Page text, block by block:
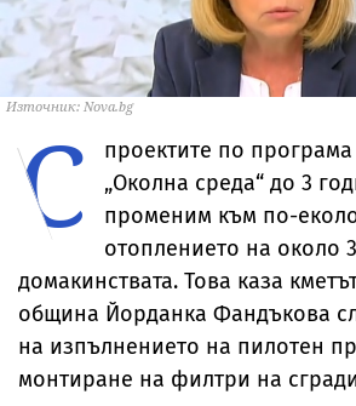
Източник: Nova.bg
С
проектите по
„Околна среда“ до 3
променим към по-
отоплението на около
домакинствата. Това каза
община Йорданка Фандъкова
на изпълнението на пилотен
монтиране на филтри на